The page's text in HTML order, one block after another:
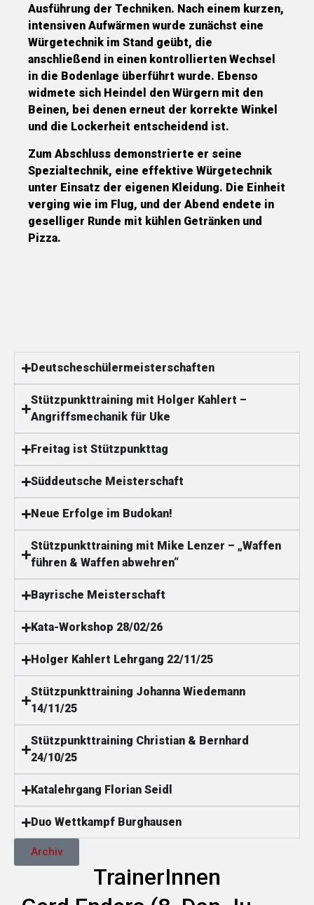
Ausführung der Techniken. Nach einem kurzen,
intensiven Aufwärmen wurde zunächst eine
Würgetechnik im Stand geübt, die
anschließend in einen kontrollierten Wechsel
in die Bodenlage überführt wurde. Ebenso
widmete sich Heindel den Würgern mit den
Beinen, bei denen erneut der korrekte Winkel
und die Lockerheit entscheidend ist.
Zum Abschluss demonstrierte er seine
Spezialtechnik, eine effektive Würgetechnik
unter Einsatz der eigenen Kleidung. Die Einheit
verging wie im Flug, und der Abend endete in
geselliger Runde mit kühlen Getränken und
Pizza.
Deutscheschülermeisterschaften
Stützpunkttraining mit Holger Kahlert –
Angriffsmechanik für Uke
Freitag ist Stützpunkttag
Süddeutsche Meisterschaft
Neue Erfolge im Budokan!
Stützpunkttraining mit Mike Lenzer – „Waffen
führen & Waffen abwehren“
Bayrische Meisterschaft
Kata-Workshop 28/02/26
Holger Kahlert Lehrgang 22/11/25
Stützpunkttraining Johanna Wiedemann
14/11/25
Stützpunkttraining Christian & Bernhard
24/10/25
Katalehrgang Florian Seidl
Duo Wettkampf Burghausen
Archiv
TrainerInnen